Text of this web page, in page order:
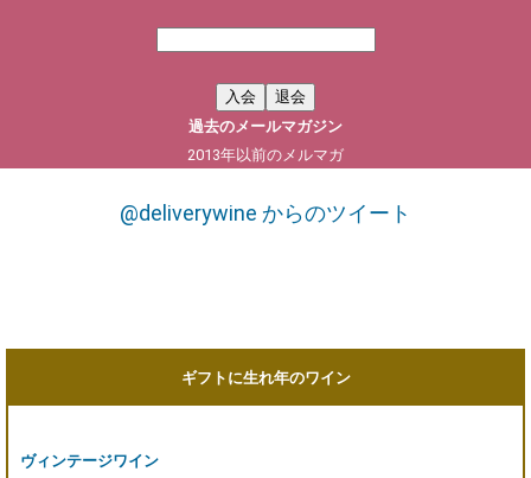
過去のメールマガジン
2013年以前のメルマガ
@deliverywine からのツイート
ギフトに生れ年のワイン
ヴィンテージワイン